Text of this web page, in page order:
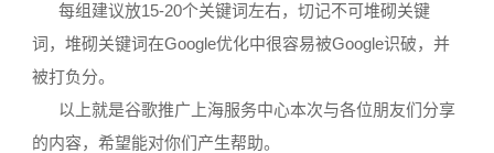
每组建议放15-20个关键词左右，切记不可堆砌关键
词，堆砌关键词在Google优化中很容易被Google识破，并
被打负分。
以上就是谷歌推广上海服务中心本次与各位朋友们分享
的内容，希望能对你们产生帮助。